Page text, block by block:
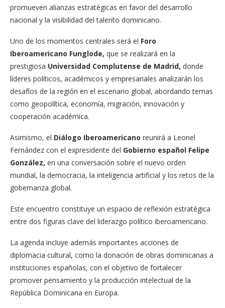
promueven alianzas estratégicas en favor del desarrollo
nacional y la visibilidad del talento dominicano.
Uno de los momentos centrales será el Foro
Iberoamericano Funglode, que se realizará en la
prestigiosa Universidad Complutense de Madrid, donde
líderes políticos, académicos y empresariales analizarán los
desafíos de la región en el escenario global, abordando temas
como geopolítica, economía, migración, innovación y
cooperación académica.
Asimismo, el Diálogo Iberoamericano reunirá a Leonel
Fernández con el expresidente del Gobierno español Felipe
González, en una conversación sobre el nuevo orden
mundial, la democracia, la inteligencia artificial y los retos de la
gobernanza global.
Este encuentro constituye un espacio de reflexión estratégica
entre dos figuras clave del liderazgo político iberoamericano.
La agenda incluye además importantes acciones de
diplomacia cultural, como la donación de obras dominicanas a
instituciones españolas, con el objetivo de fortalecer
promover pensamiento y la producción intelectual de la
República Dominicana en Europa.